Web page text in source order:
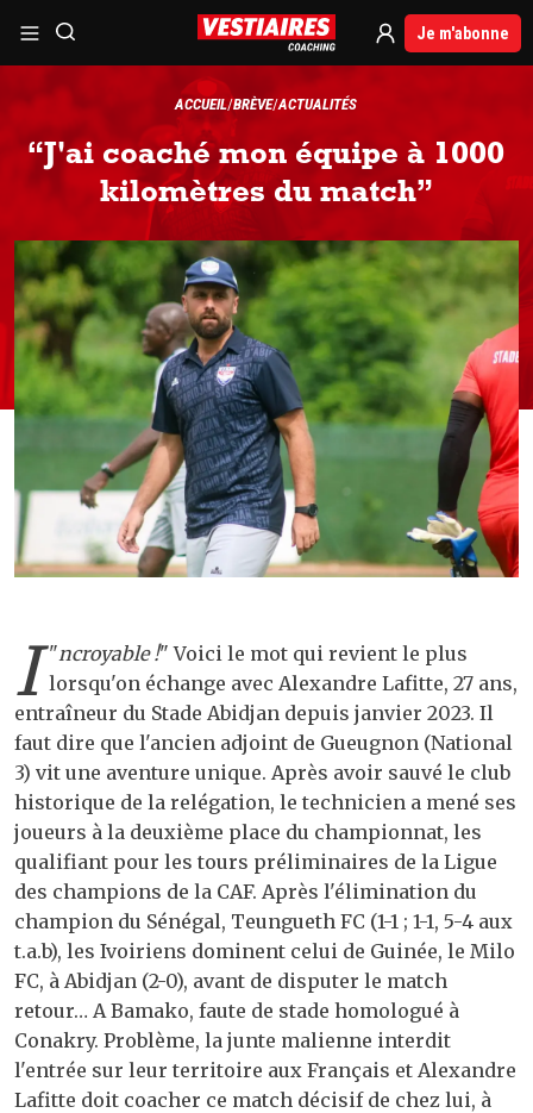
Je m'abonne
ACCUEIL BRÈVE ACTUALITÉS
“J'ai coaché mon équipe à 1000
kilomètres du match”
"
I ncroyable !" Voici le mot qui revient le plus
lorsqu'on échange avec Alexandre Lafitte, 27 ans,
entraîneur du Stade Abidjan depuis janvier 2023. Il
faut dire que l'ancien adjoint de Gueugnon (National
3) vit une aventure unique. Après avoir sauvé le club
historique de la relégation, le technicien a mené ses
joueurs à la deuxième place du championnat, les
qualifiant pour les tours préliminaires de la Ligue
des champions de la CAF. Après l'élimination du
champion du Sénégal, Teungueth FC (1-1 ; 1-1, 5-4 aux
t.a.b), les Ivoiriens dominent celui de Guinée, le Milo
FC, à Abidjan (2-0), avant de disputer le match
retour… A Bamako, faute de stade homologué à
Conakry. Problème, la junte malienne interdit
l'entrée sur leur territoire aux Français et Alexandre
Lafitte doit coacher ce match décisif de chez lui, à